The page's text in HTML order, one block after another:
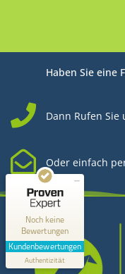
Haben Sie eine
Dann Rufen Sie
Oder einfach
Noch keine
Bewertungen
Kundenbewertungen
Authentizität
MANGELHAFT
0,00 / 5,00
Erfahren Sie mehr über dieses
Profil ansehen